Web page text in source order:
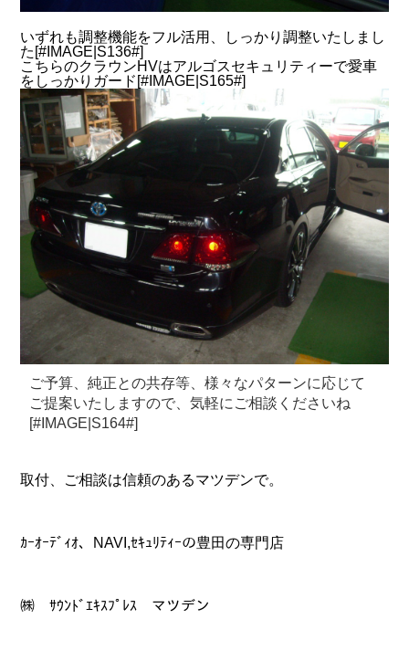
いずれも調整機能をフル活用、しっかり調整いたしまし
た[#IMAGE|S136#]
こちらのクラウンHVはアルゴスセキュリティーで愛車
をしっかりガード[#IMAGE|S165#]
ご予算、純正との共存等、様々なパターンに応じて
ご提案いたしますので、気軽にご相談くださいね
[#IMAGE|S164#]
取付、ご相談は信頼のあるマツデンで。
ｶｰｵｰﾃﾞｨｵ、NAVI,ｾｷｭﾘﾃｨｰの豊田の専門店
㈱ ｻｳﾝﾄﾞｴｷｽﾌﾟﾚｽ マツデン